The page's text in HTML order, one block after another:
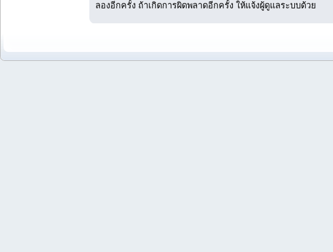
ลองอีกครั้ง ถ้าเกิดการผิดพลาดอีกครั้ง ให้แจ้งผู้ดูแลระบบด้วย